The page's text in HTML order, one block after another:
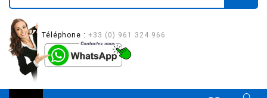
Téléphone : +33 (0) 961 324 966